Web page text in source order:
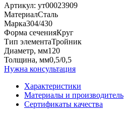
Артикул: ут00023909
МатериалСталь
Марка304/430
Форма сеченияКруг
Тип элементаТройник
Диаметр, мм120
Толщина, мм0,5/0,5
Нужна консультация
Характеристики
Материалы и производитель
Сертификаты качества